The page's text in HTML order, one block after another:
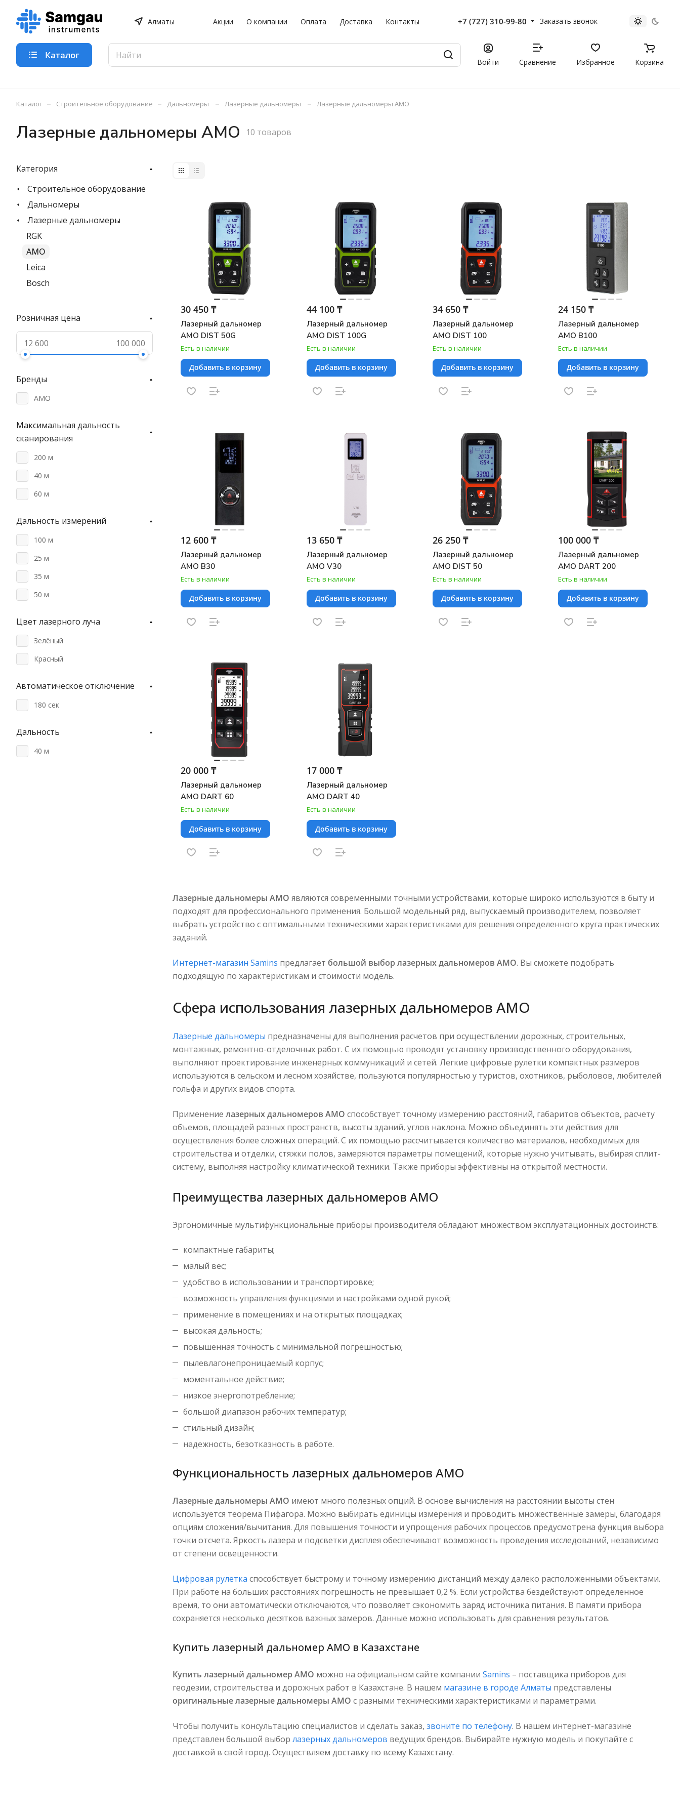
Алматы Акции О компании Оплата Доставка Контакты +7 (727) 310-99-80 Заказать звонок
Каталог
Войти Сравнение Избранное Корзина
Каталог – Строительное оборудование – Дальномеры – Лазерные дальномеры – Лазерные дальномеры AMO
Лазерные дальномеры AMO 10 товаров
30 450 ₸
Лазерный дальномер
AMO DIST 50G
Есть в наличии
Добавить в корзину
44 100 ₸
Лазерный дальномер
AMO DIST 100G
Есть в наличии
Добавить в корзину
34 650 ₸
Лазерный дальномер
AMO DIST 100
Есть в наличии
Добавить в корзину
24 150 ₸
Лазерный дальномер
AMO B100
Есть в наличии
Добавить в корзину
12 600 ₸
Лазерный дальномер
AMO B30
Есть в наличии
Добавить в корзину
13 650 ₸
Лазерный дальномер
AMO V30
Есть в наличии
Добавить в корзину
26 250 ₸
Лазерный дальномер
AMO DIST 50
Есть в наличии
Добавить в корзину
100 000 ₸
Лазерный дальномер
AMO DART 200
Есть в наличии
Добавить в корзину
20 000 ₸
Лазерный дальномер
AMO DART 60
Есть в наличии
Добавить в корзину
17 000 ₸
Лазерный дальномер
AMO DART 40
Есть в наличии
Добавить в корзину
Лазерные дальномеры АМО являются современными точными устройствами, которые широко используются в быту и
подходят для профессионального применения. Большой модельный ряд, выпускаемый производителем, позволяет
выбрать устройство с оптимальными техническими характеристиками для решения определенного круга практических
заданий.
Интернет-магазин Samins предлагает большой выбор лазерных дальномеров AMO. Вы сможете подобрать
подходящую по характеристикам и стоимости модель.
Сфера использования лазерных дальномеров АМО
Лазерные дальномеры предназначены для выполнения расчетов при осуществлении дорожных, строительных,
монтажных, ремонтно-отделочных работ. С их помощью проводят установку производственного оборудования,
выполняют проектирование инженерных коммуникаций и сетей. Легкие цифровые рулетки компактных размеров
используются в сельском и лесном хозяйстве, пользуются популярностью у туристов, охотников, рыболовов, любителей
гольфа и других видов спорта.
Применение лазерных дальномеров АМО способствует точному измерению расстояний, габаритов объектов, расчету
объемов, площадей разных пространств, высоты зданий, углов наклона. Можно объединять эти действия для
осуществления более сложных операций. С их помощью рассчитывается количество материалов, необходимых для
строительства и отделки, стяжки полов, замеряются параметры помещений, которые нужно учитывать, выбирая сплит-
систему, выполняя настройку климатической техники. Также приборы эффективны на открытой местности.
Преимущества лазерных дальномеров АМО
Эргономичные мультифункциональные приборы производителя обладают множеством эксплуатационных достоинств:
компактные габариты;
малый вес;
удобство в использовании и транспортировке;
возможность управления функциями и настройками одной рукой;
применение в помещениях и на открытых площадках;
высокая дальность;
повышенная точность с минимальной погрешностью;
пылевлагонепроницаемый корпус;
моментальное действие;
низкое энергопотребление;
большой диапазон рабочих температур;
стильный дизайн;
надежность, безотказность в работе.
Функциональность лазерных дальномеров AMO
Лазерные дальномеры АМО имеют много полезных опций. В основе вычисления на расстоянии высоты стен
используется теорема Пифагора. Можно выбирать единицы измерения и проводить множественные замеры, благодаря
опциям сложения/вычитания. Для повышения точности и упрощения рабочих процессов предусмотрена функция выбора
точки отсчета. Яркость лазера и подсветки дисплея обеспечивают возможность проведения исследований, независимо
от степени освещенности.
Цифровая рулетка способствует быстрому и точному измерению дистанций между далеко расположенными объектами.
При работе на больших расстояниях погрешность не превышает 0,2 %. Если устройства бездействуют определенное
время, то они автоматически отключаются, что позволяет сэкономить заряд источника питания. В памяти прибора
сохраняется несколько десятков важных замеров. Данные можно использовать для сравнения результатов.
Купить лазерный дальномер AMO в Казахстане
Купить лазерный дальномер AMO можно на официальном сайте компании Samins – поставщика приборов для
геодезии, строительства и дорожных работ в Казахстане. В нашем магазине в городе Алматы представлены
оригинальные лазерные дальномеры АМО с разными техническими характеристиками и параметрами.
Чтобы получить консультацию специалистов и сделать заказ, звоните по телефону. В нашем интернет-магазине
представлен большой выбор лазерных дальномеров ведущих брендов. Выбирайте нужную модель и покупайте с
доставкой в свой город. Осуществляем доставку по всему Казахстану.
Категория
Строительное оборудование
Дальномеры
Лазерные дальномеры
RGK
AMO
Leica
Bosch
Розничная цена
Бренды
AMO
Максимальная дальность
сканирования
200 м
40 м
60 м
Дальность измерений
100 м
25 м
35 м
50 м
Цвет лазерного луча
Зелёный
Красный
Автоматическое отключение
180 сек
Дальность
‎40 м